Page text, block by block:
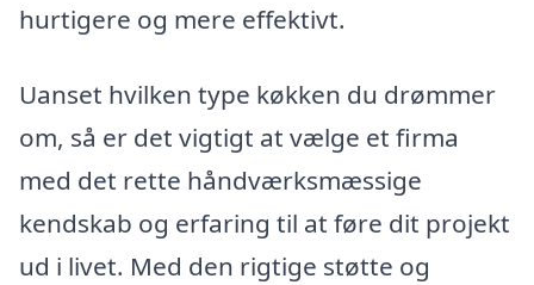
hurtigere og mere effektivt.
Uanset hvilken type køkken du drømmer
om, så er det vigtigt at vælge et firma
med det rette håndværksmæssige
kendskab og erfaring til at føre dit projekt
ud i livet. Med den rigtige støtte og